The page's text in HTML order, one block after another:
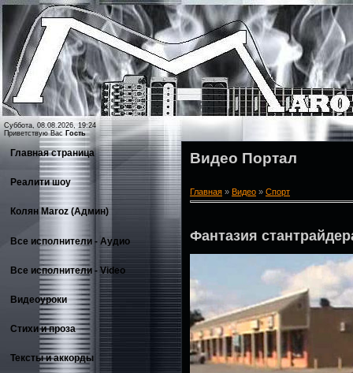
Суббота, 08.08.2026, 19:24
Приветствую Вас Гость
Главная страница
Реалити шоу
Колян Maroz (Админ)
Все исполнители - Аудио
Все исполнители - Video
Видеоуроки
Стихи и проза
Тексты и аккорды
Видео Портал
Главная » Видео » Спорт
Фантазия